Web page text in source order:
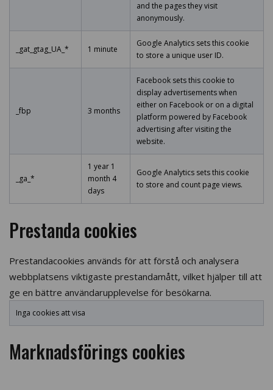
and the pages they visit
anonymously.
_gat_gtag_UA_* 1 minute
Google Analytics sets this cookie
to store a unique user ID.
_fbp 3 months
Facebook sets this cookie to
display advertisements when
either on Facebook or on a digital
platform powered by Facebook
advertising after visiting the
website.
_ga_*
1 year 1
month 4
days
Google Analytics sets this cookie
to store and count page views.
Prestanda cookies
Prestandacookies används för att förstå och analysera
webbplatsens viktigaste prestandamått, vilket hjälper till att
ge en bättre användarupplevelse för besökarna.
Inga cookies att visa
Marknadsförings cookies